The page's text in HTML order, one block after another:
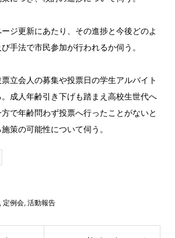
ージ更新にあたり、その進捗と今後どのよ
手法で市民参加が行われるか伺う。
票立会人の募集や投票日の学生アルバイト
成人年齢引き下げも踏まえ高校生世代へ
で年齢問わず投票へ行ったことがないと
策の可能性について伺う。
定例会, 活動報告